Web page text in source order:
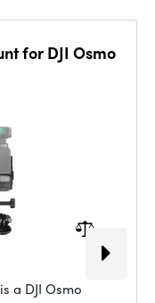
for DJI Osmo
a DJI Osmo